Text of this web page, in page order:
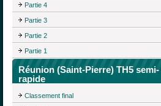
Partie 4
Partie 3
Partie 2
Partie 1
Réunion (Saint-Pierre) TH5 semi-
rapide
Classement final